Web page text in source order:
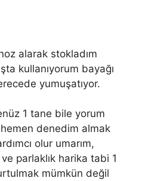
alarak stokladım
kullanıyorum bayağı
yumuşatıyor.
1 tane bile yorum
denedim almak
olur umarım,
parlaklık harika tabi 1
mümkün değil